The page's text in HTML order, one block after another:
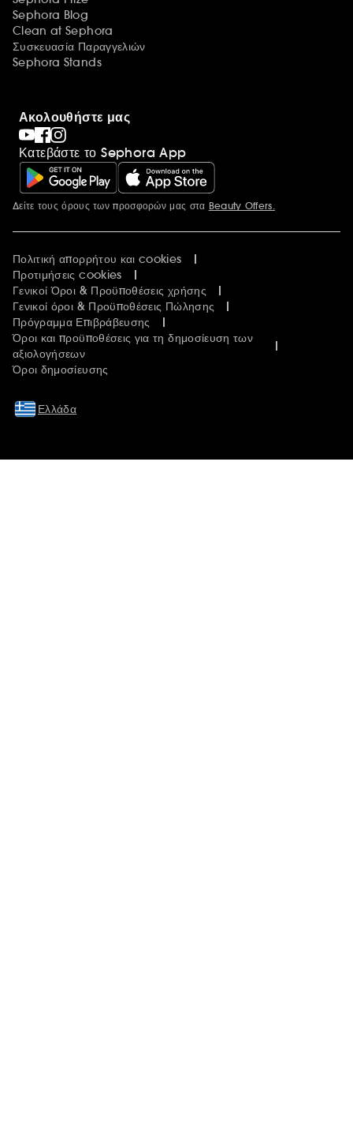
Sephora Blog
Clean at Sephora
Συσκευασία Παραγγελιών
Sephora Stands
Ακολουθήστε μας
Κατεβάστε το Sephora App
Περισσότερες πληροφορίες
Δείτε τους όρους των προσφορών μας στα Beauty Offers.
Πολιτική απορρήτου και cookies
Προτιμήσεις cookies
Γενικοί Όροι & Προϋποθέσεις χρήσης
Γενικοί όροι & Προϋποθέσεις Πώλησης
Πρόγραμμα Επιβράβευσης
Όροι και προϋποθέσεις για τη δημοσίευση των
αξιολογήσεων
Όροι δημοσίευσης
Ελλάδα